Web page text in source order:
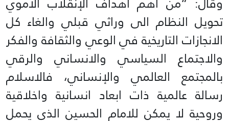
تحويل النظام الى وراثي قبلي والغاء كل
الانجازات التاريخية في الوعي والثقافة والفكر
والاجتماع السياسي والانساني والرقي
بالمجتمع العالمي والإنساني، فالاسلام
رسالة عالمية ذات ابعاد انسانية واخلاقية
وروحية لا يمكن للامام الحسين الذي يحمل